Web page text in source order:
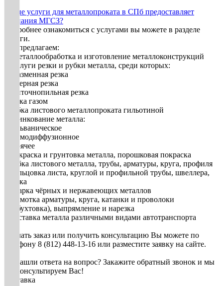
Какие услуги для металлопроката в СПб предоставляет
компания МГСЗ?
Подробнее ознакомиться с услугами вы можете в разделе
Услуги.
Мы предлагаем:
1. Металлообработка и изготовление металлоконструкций
2. Услуги резки и рубки металла, среди которых:
• плазменная резка
• лазерная резка
• ленточнопильная резка
• резка газом
• рубка листового металлопроката гильотиной
3. Цинкование металла:
• гальваническое
• термодиффузионное
• горячее
• Покраска и грунтовка металла, порошковая покраска
• Гибка листового металла, трубы, арматуры, круга, профиля
• Вальцовка листа, круглой и профильной трубы, швеллера,
уголка
• Сварка чёрных и нержавеющих металлов
• Размотка арматуры, круга, катанки и проволоки
(разбухтовка), выпрямление и нарезка
• Доставка металла различными видами автотранспорта
Сделать заказ или получить консультацию Вы можете по
телефону 8 (812) 448-13-16 или разместите заявку на сайте.
Не нашли ответа на вопрос? Закажите обратный звонок и мы
проконсультируем Вас!
Доставка